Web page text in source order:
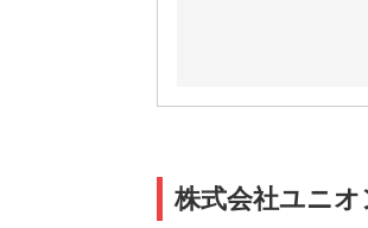
株式会社ユニ